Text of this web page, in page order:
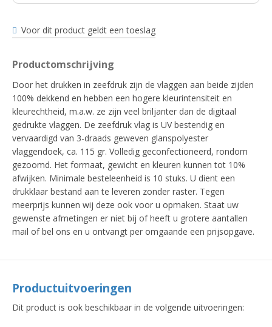
Voor dit product geldt een toeslag
Productomschrijving
Door het drukken in zeefdruk zijn de vlaggen aan beide zijden
100% dekkend en hebben een hogere kleurintensiteit en
kleurechtheid, m.a.w. ze zijn veel briljanter dan de digitaal
gedrukte vlaggen. De zeefdruk vlag is UV bestendig en
vervaardigd van 3-draads geweven glanspolyester
vlaggendoek, ca. 115 gr. Volledig geconfectioneerd, rondom
gezoomd. Het formaat, gewicht en kleuren kunnen tot 10%
afwijken. Minimale besteleenheid is 10 stuks. U dient een
drukklaar bestand aan te leveren zonder raster. Tegen
meerprijs kunnen wij deze ook voor u opmaken. Staat uw
gewenste afmetingen er niet bij of heeft u grotere aantallen
mail of bel ons en u ontvangt per omgaande een prijsopgave.
Productuitvoeringen
Dit product is ook beschikbaar in de volgende uitvoeringen: